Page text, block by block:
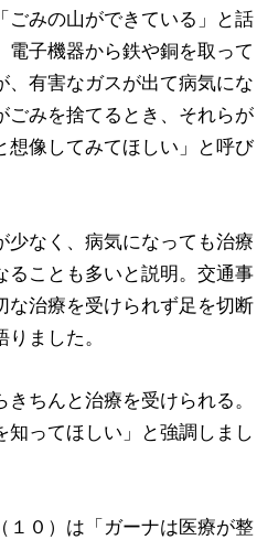
ごみの山ができている」と話
電子機器から鉄や銅を取って
、有害なガスが出て病気にな
ごみを捨てるとき、それらが
想像してみてほしい」と呼び
少なく、病気になっても治療
ることも多いと説明。交通事
な治療を受けられず足を切断
ました。
きちんと治療を受けられる。
知ってほしい」と強調しまし
１０）は「ガーナは医療が整